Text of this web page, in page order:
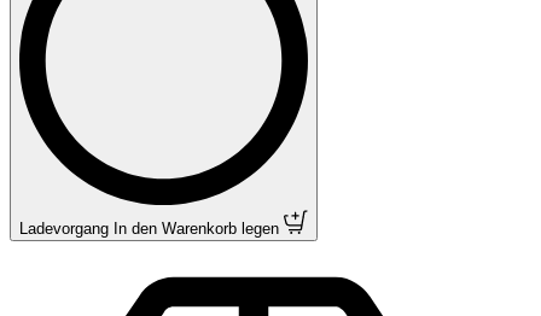
Ladevorgang In den Warenkorb legen